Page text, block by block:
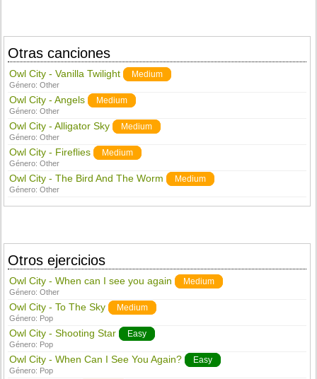
Otras canciones
Owl City - Vanilla Twilight Medium
Género:Other
Owl City - Angels Medium
Género:Other
Owl City - Alligator Sky Medium
Género:Other
Owl City - Fireflies Medium
Género:Other
Owl City - The Bird And The Worm Medium
Género:Other
Otros ejercicios
Owl City - When can I see you again Medium
Género:Other
Owl City - To The Sky Medium
Género: Pop
Owl City - Shooting Star Easy
Género: Pop
Owl City - When Can I See You Again? Easy
Género: Pop